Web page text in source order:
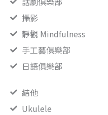
攝影
靜觀 Mindfulness
手工藝俱樂部
日語俱樂部
結他
Ukulele